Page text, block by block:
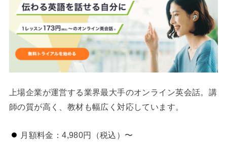
上場企業が運営する業界最大手のオンライン英会話。講
師の質が高く、教材も幅広く対応しています。
月額料金：4,980円（税込）〜